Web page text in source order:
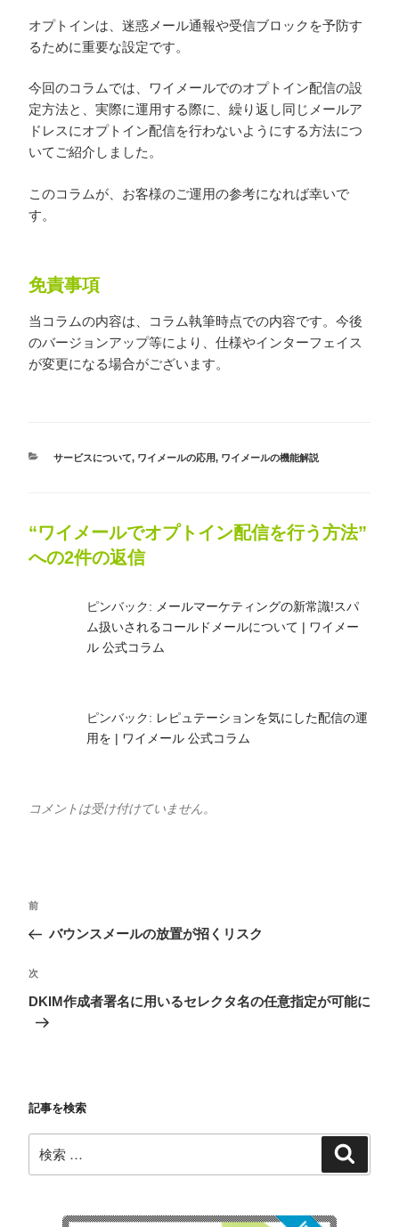
オプトインは、迷惑メール通報や受信ブロックを予防す
るために重要な設定です。
今回のコラムでは、ワイメールでのオプトイン配信の設
定方法と、実際に運用する際に、繰り返し同じメールア
ドレスにオプトイン配信を行わないようにする方法につ
いてご紹介しました。
このコラムが、お客様のご運用の参考になれば幸いで
す。
免責事項
当コラムの内容は、コラム執筆時点での内容です。今後
のバージョンアップ等により、仕様やインターフェイス
が変更になる場合がございます。
カ
サービスについて, ワイメールの応用, ワイメールの機能解説
“ワイメールでオプトイン配信を行う方法”
への2件の返信
ピンバック: メールマーケティングの新常識!スパ
ム扱いされるコールドメールについて | ワイメー
ル 公式コラム
ピンバック: レピュテーションを気にした配信の運
用を | ワイメール 公式コラム
コメントは受け付けていません。
投
ビ
ゲ
ー
過
去
投
稿
前
バウンスメールの放置が招くリスク
次
の
投
次
DKIM作成者署名に用いるセレクタ名の任意指定が可能に
記事を検索
索: